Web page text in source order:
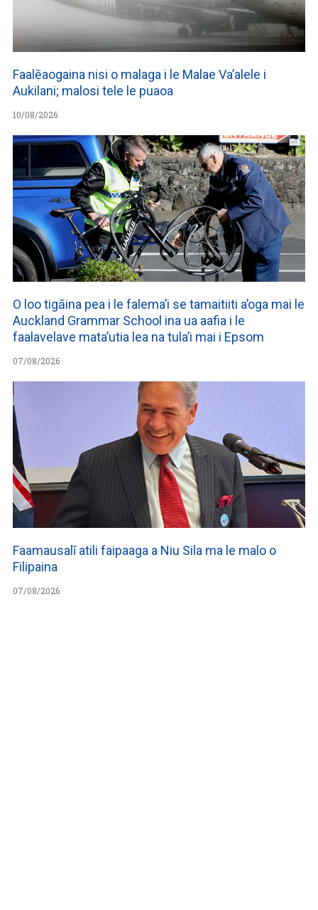
Faalēaogaina nisi o malaga i le Malae Va’alele i
Aukilani; malosi tele le puaoa
10/08/2026
O loo tigāina pea i le falema’i se tamaitiiti a’oga mai le
Auckland Grammar School ina ua aafia i le
faalavelave mata’utia lea na tula’i mai i Epsom
07/08/2026
Faamausalī atili faipaaga a Niu Sila ma le malo o
Filipaina
07/08/2026